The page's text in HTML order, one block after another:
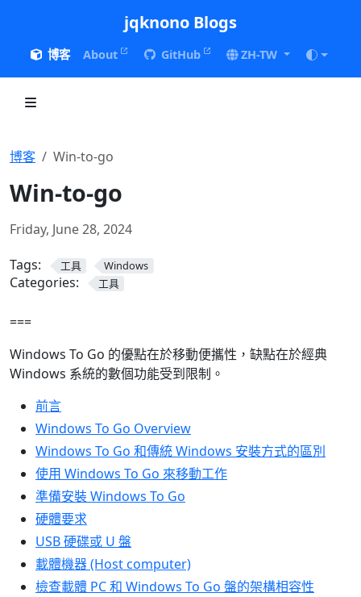
jqknono Blogs
博客 About GitHub ZH-TW
博客 Win-to-go
Win-to-go
Friday, June 28, 2024
Tags:
工具 Windows
Categories: 工具
===
Windows To Go 的優點在於移動便攜性，缺點在於經典
Windows 系統的數個功能受到限制。
前言
Windows To Go Overview
Windows To Go 和傳統 Windows 安裝方式的區別
使用 Windows To Go 來移動工作
準備安裝 Windows To Go
硬體要求
USB 硬碟或 U 盤
載體機器 (Host computer)
檢查載體 PC 和 Windows To Go 盤的架構相容性